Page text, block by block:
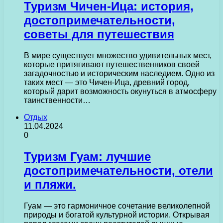
Туризм Чичен-Ица: история,
достопримечательности,
советы для путешествия
В мире существует множество удивительных мест,
которые притягивают путешественников своей
загадочностью и историческим наследием. Одно из
таких мест — это Чичен-Ица, древний город,
который дарит возможность окунуться в атмосферу
таинственности…
Отдых
11.04.2024
0
Туризм Гуам: лучшие
достопримечательности, отели
и пляжи.
Гуам — это гармоничное сочетание великолепной
природы и богатой культурной истории. Открывая